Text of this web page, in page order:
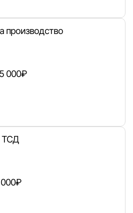
кабинет
производство
000₽
ТСД
000₽